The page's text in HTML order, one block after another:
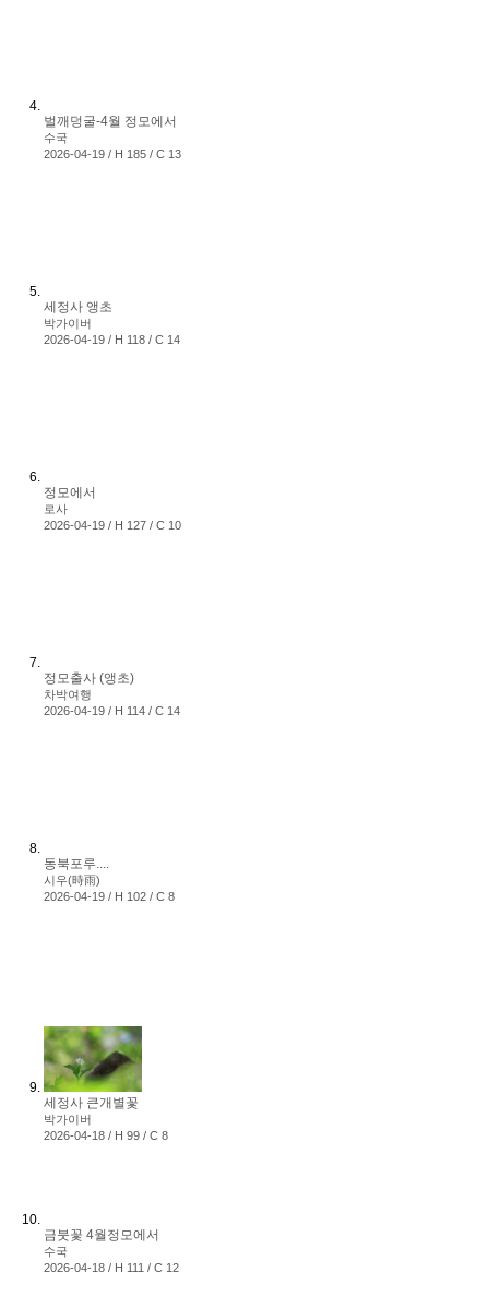
벌깨덩굴-4월 정모에서
수국
2026-04-19 / H 185 / C 13
세정사 앵초
박가이버
2026-04-19 / H 118 / C 14
정모에서
로사
2026-04-19 / H 127 / C 10
정모출사 (앵초)
차박여행
2026-04-19 / H 114 / C 14
동북포루....
시우(時雨)
2026-04-19 / H 102 / C 8
세정사 큰개별꽃
박가이버
2026-04-18 / H 99 / C 8
금붓꽃 4월정모에서
수국
2026-04-18 / H 111 / C 12